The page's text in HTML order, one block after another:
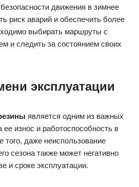
движения в зимнее
риск аварий и обеспечить более
выбирать маршруты с
и следить за состоянием своих
эксплуатации
является одним из важных
износ и работоспособность в
того, даже неиспользование
сезона также может негативно
и сроке эксплуатации.